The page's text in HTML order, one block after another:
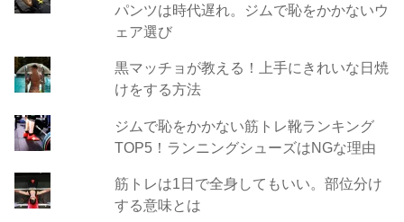
パンツは時代遅れ。ジムで恥をかかないウ
ェア選び
黒マッチョが教える！上手にきれいな日焼
けをする方法
ジムで恥をかかない筋トレ靴ランキング
TOP5！ランニングシューズはNGな理由
筋トレは1日で全身してもいい。部位分け
する意味とは